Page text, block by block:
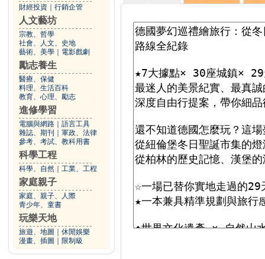
財經投資 行銷企管
人文藝坊
宗教、哲學
社會、人文、史地
藝術、美學
電影戲劇
勵志養生
醫療、保健
料理、生活百科
教育、心理、勵志
進修學習
電腦與網路
語言工具
雜誌、期刊
軍政、法律
參考、考試、教科用書
科學工程
科學、自然 工業、工程
家庭親子
家庭、親子、人際
青少年、童書
玩樂天地
旅遊、地圖
休閒娛樂
漫畫、插圖
限制級